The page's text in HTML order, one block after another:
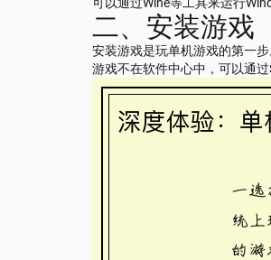
二、安装游戏
安装游戏是玩单机游戏的第一
游戏不在软件中心中，可以通